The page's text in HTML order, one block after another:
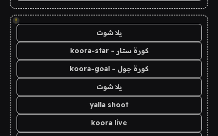
!
يلا شوت
كورة ستار - koora-star
كورة جول - koora-goal
يلا شوت
yalla shoot
koora live